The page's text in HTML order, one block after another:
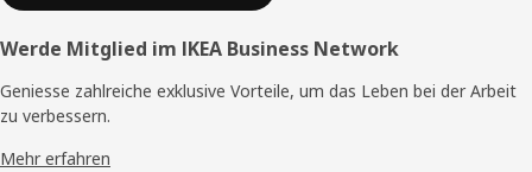
Werde Mitglied im IKEA Business Network
Geniesse zahlreiche exklusive Vorteile, um das Leben bei der Arbeit
zu verbessern.
Mehr erfahren